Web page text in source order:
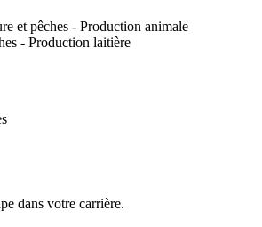
et pêches - Production animale
- Production laitière
dans votre carrière.